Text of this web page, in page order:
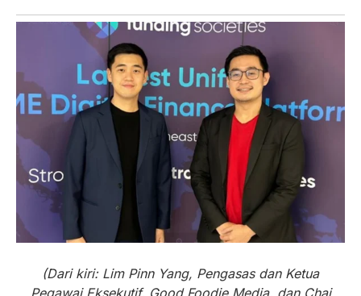
(Dari kiri: Lim Pinn Yang, Pengasas dan Ketua
Pegawai Eksekutif, Good Foodie Media, dan Chai